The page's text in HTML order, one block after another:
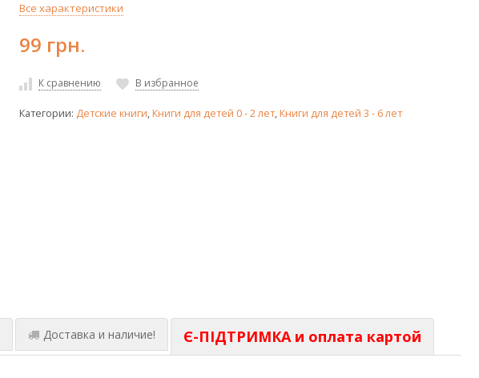
Все характеристики
99 грн.
К сравнению В избранное
Категории: Детские книги,Книги для детей 0 - 2 лет,Книги для детей 3 - 6 лет
Доставка и наличие! Є-ПІДТРИМКА и оплата картой